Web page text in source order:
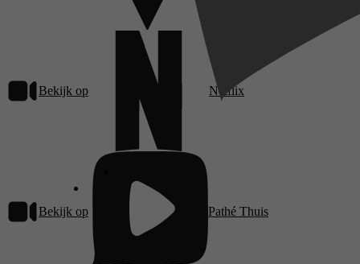
Bekijk op Netflix
Bekijk op Pathé Thuis